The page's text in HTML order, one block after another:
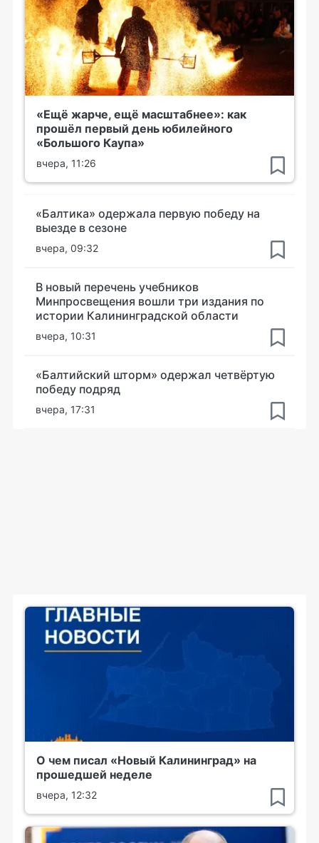
«Ещё жарче, ещё масштабнее»: как
прошёл первый день юбилейного
«Большого Каупа»
вчера, 11:26
«Балтика» одержала первую победу на
выезде в сезоне
вчера, 09:32
В новый перечень учебников
Минпросвещения вошли три издания по
истории Калининградской области
вчера, 10:31
«Балтийский шторм» одержал четвёртую
победу подряд
вчера, 17:31
О чем писал «Новый Калининград» на
прошедшей неделе
вчера, 12:32